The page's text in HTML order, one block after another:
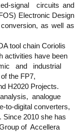
signal circuits and
Electronic Design
as well as
tool chain Coriolis
activities have been
and industrial
the FP7,
H2020 Projects.
analogue
to-digital converters,
Since 2010 she has
of Accellera